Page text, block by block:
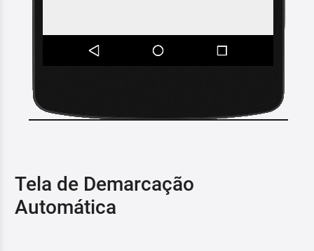
Tela de Demarcação
Automática